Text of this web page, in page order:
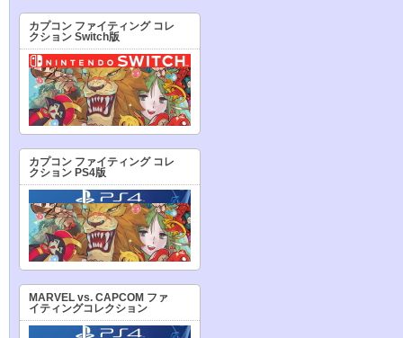
カプコン ファイティング コレ
クション Switch版
カプコン ファイティング コレ
クション PS4版
MARVEL vs. CAPCOM ファ
イティングコレクション